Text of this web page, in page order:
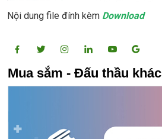
Nội dung file đính kèm Download
Mua sắm - Đấu thầu khác